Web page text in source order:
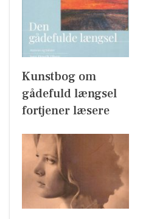
Kunstbog om
gådefuld længsel
fortjener læsere